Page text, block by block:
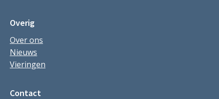
Overig
Over ons
Nieuws
Vieringen
Contact